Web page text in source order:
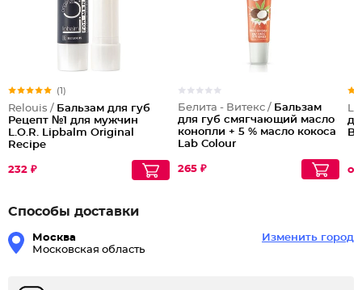
(1)
Relouis / Бальзам для губ
Рецепт №1 для мужчин
L.O.R. Lipbalm Original
Recipe
232 ₽
Белита - Витекс / Бальзам
для губ смягчающий масло
конопли + 5 % масло кокоса
Lab Colour
265 ₽ от
Способы доставки
Москва
Московская область
Изменить город